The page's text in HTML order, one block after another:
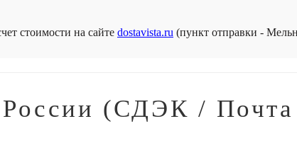
стоимости на сайте dostavista.ru (пункт отправки -
России (СДЭК /